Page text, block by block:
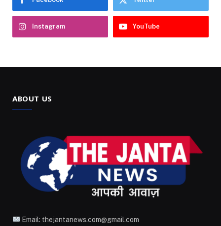
Instagram YouTube
ABOUT US
Email: thejantanews.com@gmail.com